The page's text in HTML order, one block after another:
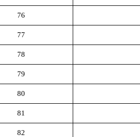
76
77
78
79
80
81
82